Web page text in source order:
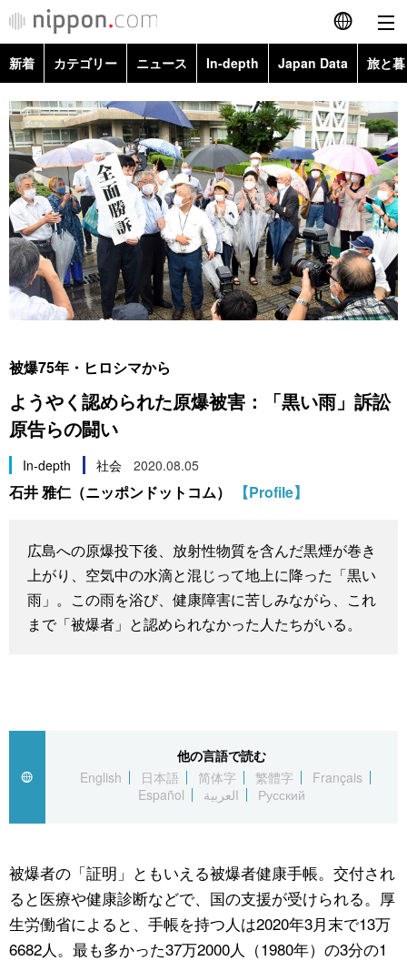
English
简体字
繁體字
Français
Español
العربية
カテゴリー
政治・外交
経済・ビジネス
社会
文化
科学・技術
スポーツ・東京2020
ニュース
トップ
In-depth
旅と暮らし
動画/Live
Books
Topics
新着 カテゴリー ニュース In-depth Japan Data 旅と
政治・外交
経済・ビジネス
国際・海外
社会
文化
スポーツ・東京2020
Topics
Images
People
東京
お知らせ
被爆75年・ヒロシマから
ようやく認められた原爆被害：「黒い雨」訴訟
原告らの闘い
In-depth 社会 2020.08.05
石井 雅仁（ニッポンドットコム） 【Profile】
広島への原爆投下後、放射性物質を含んだ黒煙が巻き
上がり、空気中の水滴と混じって地上に降った「黒い
雨」。この雨を浴び、健康障害に苦しみながら、これ
まで「被爆者」と認められなかった人たちがいる。
他の言語で読む
English
日本語 简体字 繁體字
Français
Español
العربية Русский
被爆者の「証明」ともいえる被爆者健康手帳。交付され
ると医療や健康診断などで、国の支援が受けられる。厚
生労働省によると、手帳を持つ人は2020年3月末で13万
6682人。最も多かった37万2000人（1980年）の3分の1